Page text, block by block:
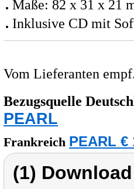
Maße: 82 x 31 x 21
Inklusive CD mit
Vom Lieferanten
Bezugsquelle
PEARL
Frankreich PEARL €
(1)